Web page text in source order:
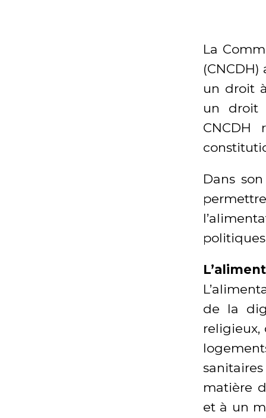
La
un droit
un droit
CNCDH
Dans
de la
religieux,
matière
et à un